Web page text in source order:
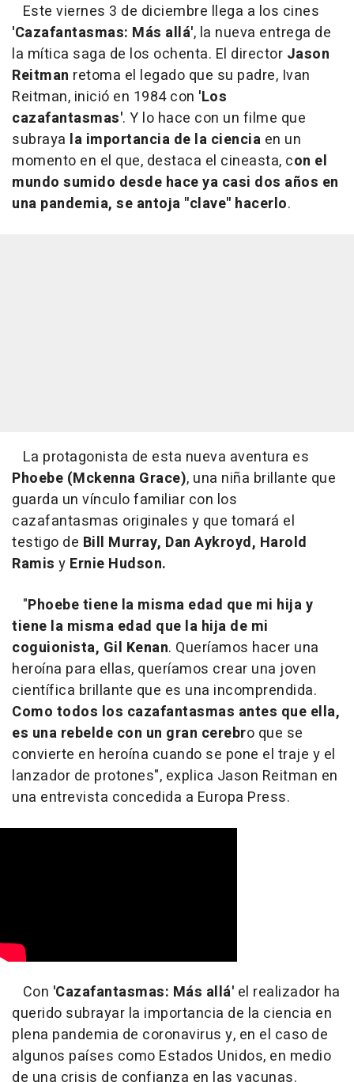
Este viernes 3 de diciembre llega a los cines
'Cazafantasmas: Más allá', la nueva entrega de
la mítica saga de los ochenta. El director Jason
Reitman retoma el legado que su padre, Ivan
Reitman, inició en 1984 con 'Los
cazafantasmas'. Y lo hace con un filme que
subraya la importancia de la ciencia en un
momento en el que, destaca el cineasta, con el
mundo sumido desde hace ya casi dos años en
una pandemia, se antoja "clave" hacerlo.
La protagonista de esta nueva aventura es
Phoebe (Mckenna Grace), una niña brillante que
guarda un vínculo familiar con los
cazafantasmas originales y que tomará el
testigo de Bill Murray, Dan Aykroyd, Harold
Ramis y Ernie Hudson.
"Phoebe tiene la misma edad que mi hija y
tiene la misma edad que la hija de mi
coguionista, Gil Kenan. Queríamos hacer una
heroína para ellas, queríamos crear una joven
científica brillante que es una incomprendida.
Como todos los cazafantasmas antes que ella,
es una rebelde con un gran cerebro que se
convierte en heroína cuando se pone el traje y el
lanzador de protones", explica Jason Reitman en
una entrevista concedida a Europa Press.
Con 'Cazafantasmas: Más allá' el realizador ha
querido subrayar la importancia de la ciencia en
plena pandemia de coronavirus y, en el caso de
algunos países como Estados Unidos, en medio